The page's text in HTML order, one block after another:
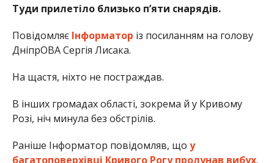
Туди прилетіло близько пʼяти снарядів.
Повідомляє Інформатор із посиланням на голову
ДніпрОВА Сергія Лисака.
На щастя, ніхто не постраждав.
В інших громадах області, зокрема й у Кривому
Розі, ніч минула без обстрілів.
Раніше Інформатор повідомляв, що у
багатоповерхівці Кривого Рогу пролунав вибух.